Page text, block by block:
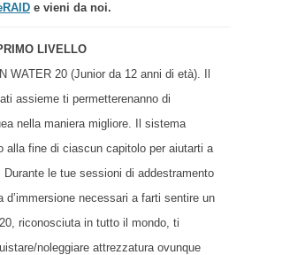
e vieni da noi.
LIVELLO
WATER 20 (Junior da 12 anni di età). Il
assieme ti permetterenanno di
nella maniera migliore. Il sistema
alla fine di ciascun capitolo per aiutarti a
le tue sessioni di addestramento
necessari a farti sentire un
riconosciuta in tutto il mondo, ti
noleggiare attrezzatura ovunque